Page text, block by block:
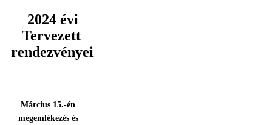
2024 évi
Tervezett
rendezvényei
Március 15.-én
megemlékezés és